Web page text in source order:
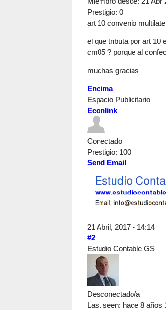
Prestigio: 0
art 10 convenio
el que tributa por art 10
cm05 ? porque al
muchas gracias
Encima
Espacio Publicitario
Econlink
Conectado
Prestigio: 100
Send Email
21 Abril, 2017 - 14:14
#2
Estudio Contable GS
Desconectado/a
Last seen: hace 8 años